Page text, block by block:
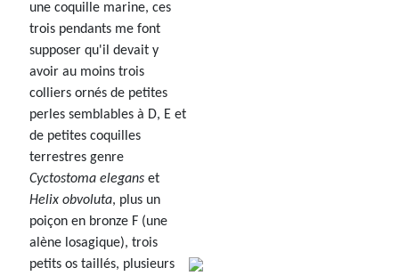
une coquille marine, ces
trois pendants me font
supposer qu'il devait y
avoir au moins trois
colliers ornés de petites
perles semblables à D, E et
de petites coquilles
terrestres genre
Cyctostoma elegans et
Helix obvoluta, plus un
poiçon en bronze F (une
alène losagique), trois
petits os taillés, plusieurs